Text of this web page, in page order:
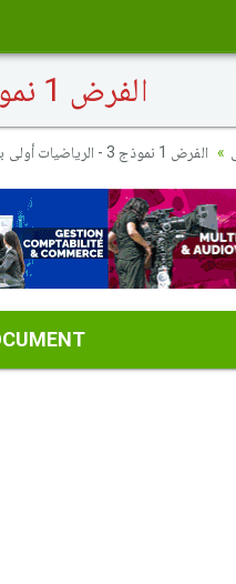
الفرض 1 نموذج 3 - الرياضيات أولى باك علوم إقتصادية الدورة الأولى
الفرض 1 نموذج 3 - الرياضيات أولى باك علوم إقتصادية الدورة الأولى